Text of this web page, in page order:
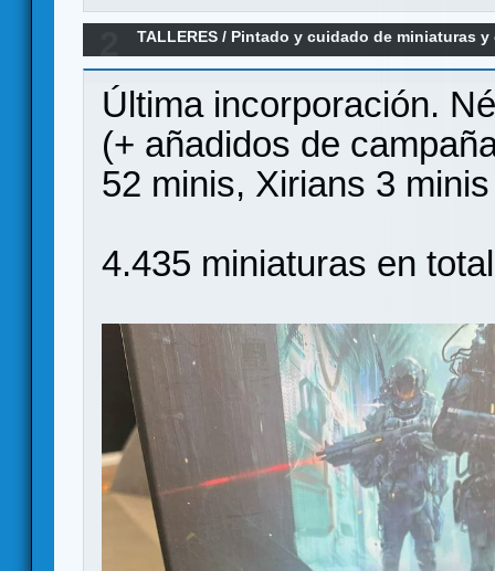
TALLERES / Pintado y cuidado de miniaturas
"PolosOpuestosFullPainting" 100%
Última incorporación.
(+ añadidos de
52 minis, Xirians 3
4.435 miniaturas en total